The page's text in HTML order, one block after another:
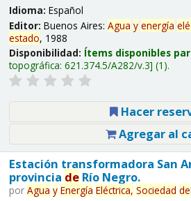
Idioma: Español
Editor: Buenos Aires: Agua y energía
estado, 1988
Disponibilidad: Ítems disponibles
topográfica: 621.374.5/A282/v.3 (1).
Hacer
Agregar al
Estación transformadora San
provincia deRío Negro.
por Agua y Energía Eléctrica, Sociedad de